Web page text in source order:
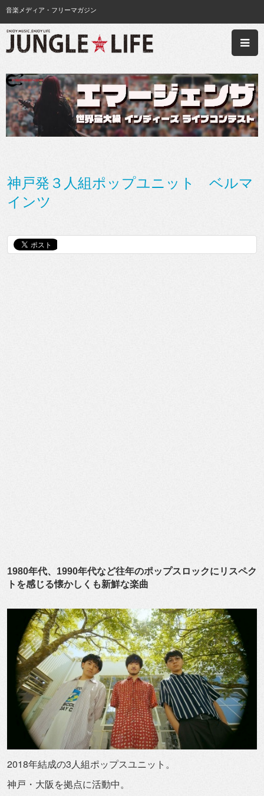
音楽メディア・フリーマガジン
神戸発３人組ポップユニット ベルマ
インツ
1980年代、1990年代など往年のポップスロックにリスペク
トを感じる懐かしくも新鮮な楽曲
2018年結成の3人組ポップスユニット。
神戸・ 大阪を拠点に活動中。